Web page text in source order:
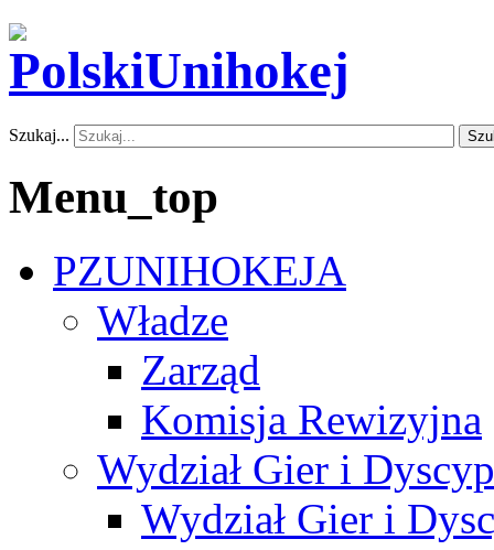
Szukaj...
Menu_top
PZUNIHOKEJA
Władze
Zarząd
Komisja Rewizyjna
Wydział Gier i
Wydział Gier i